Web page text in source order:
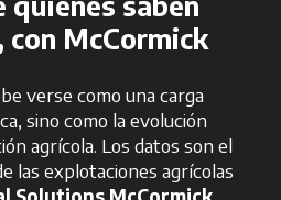
McCormick
verse como una carga
sino como la evolución
agrícola. Los datos son el
las explotaciones agrícolas